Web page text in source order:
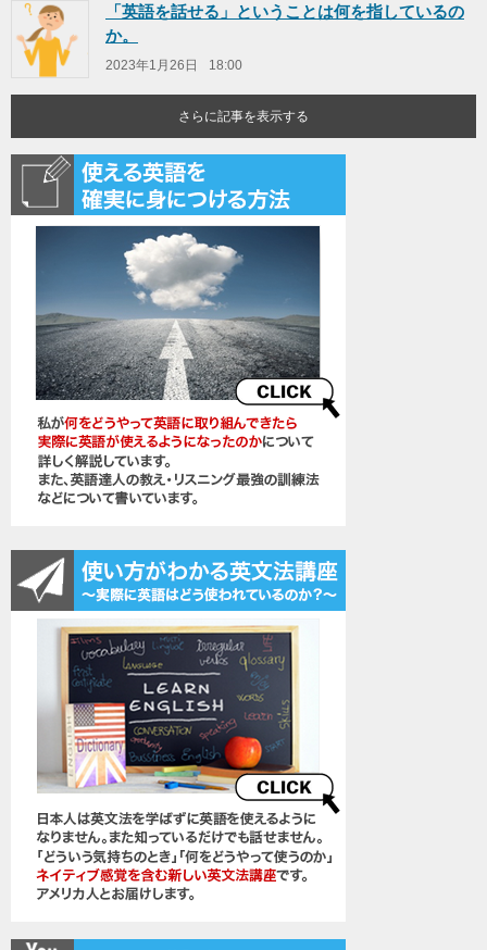
「英語を話せる」ということは何を指しているの
か。
2023年1月26日 18:00
さらに記事を表示する